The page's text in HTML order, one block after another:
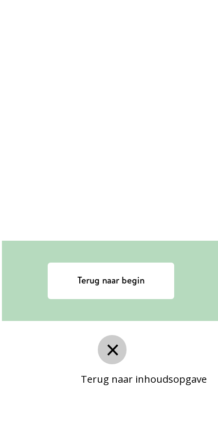
Terug naar inhoudsopgave
Terug naar begin